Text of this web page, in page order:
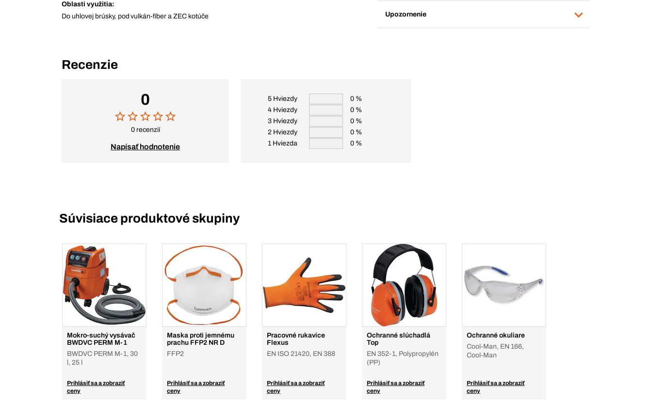
Oblasti využitia:
Do uhlovej brúsky, pod vulkán-fíber a ZEC kotúče
Upozornenie
Recenzie
0
0 recenzií
Napísať hodnotenie
5 Hviezdy
0 %
4 Hviezdy
0 %
3 Hviezdy
0 %
2 Hviezdy
0 %
1 Hviezda
0 %
Súvisiace produktové skupiny
Mokro-suchý vysávač
BWDVC PERM M-1
BWDVC PERM M-1, 30
l, 25 l
Prihlásiť sa a zobraziť
ceny
Maska proti jemnému
prachu FFP2 NR D
FFP2
Prihlásiť sa a zobraziť
ceny
Pracovné rukavice
Flexus
EN ISO 21420, EN 388
Prihlásiť sa a zobraziť
ceny
Ochranné slúchadlá
Top
EN 352-1, Polypropylén
(PP)
Prihlásiť sa a zobraziť
ceny
Ochranné okuliare
Cool-Man, EN 166,
Cool-Man
Prihlásiť sa a zobraziť
ceny